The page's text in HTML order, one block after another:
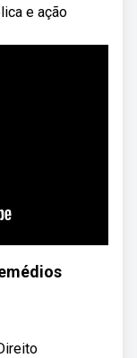
e ação